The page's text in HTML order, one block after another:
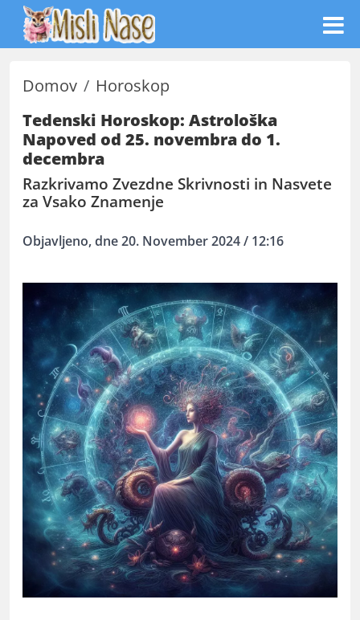
Domov
Horoskop
Tedenski Horoskop: Astrološka
Napoved od 25. novembra do 1.
decembra
Razkrivamo Zvezdne Skrivnosti in Nasvete
za Vsako Znamenje
Objavljeno, dne 20. November 2024 / 12:16